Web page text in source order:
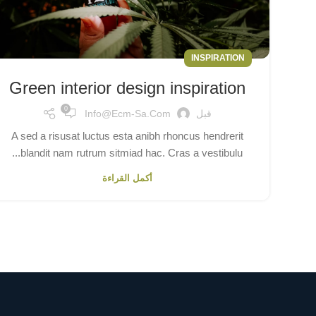
INSPIRATION
Green interior design inspiration
قبل Info@ecm-Sa.com
0
A sed a risusat luctus esta anibh rhoncus hendrerit
blandit nam rutrum sitmiad hac. Cras a vestibulu...
أكمل القراءة